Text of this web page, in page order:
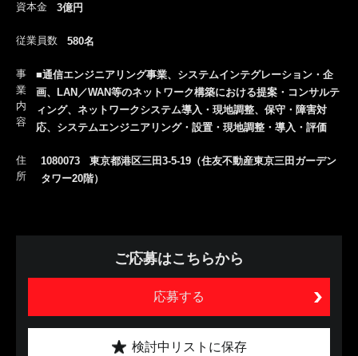
資本金 3億円
従業員数 580名
事
業
内
容
■通信エンジニアリング事業、システムインテグレーション・企
画、LAN／WAN等のネットワーク構築における提案・コンサルテ
ィング、ネットワークシステム導入・現地調整、保守・障害対
応、システムエンジニアリング・設置・現地調整・導入・評価
住
所
1080073 東京都港区三田3-5-19（住友不動産東京三田ガーデン
タワー20階）
ご応募はこちらから
応募する
検討中リストに保存